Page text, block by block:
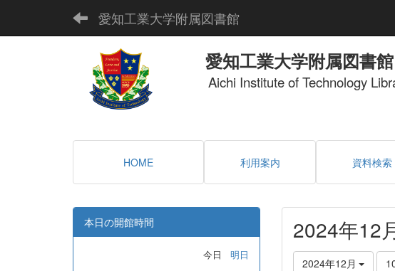
愛知工業大学附属図書館
愛知工業大学附属図書館
Aichi Institute of Technology
HOME 利用案内 資料検索
2024年12
2024年12月
本日の開館時間
今日 明日